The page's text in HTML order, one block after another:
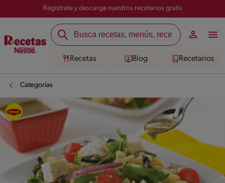
Registrate y descarga nuestros recetarios gratis
Recetas Blog Recetarios
Categorías